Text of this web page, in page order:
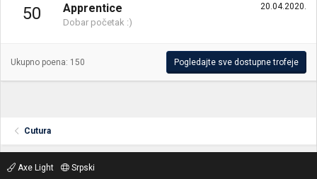
50 20.04.2020.
Apprentice
Dobar početak :)
Ukupno poena: 150 Pogledajte sve dostupne trofeje
Cutura
Axe Light
Srpski